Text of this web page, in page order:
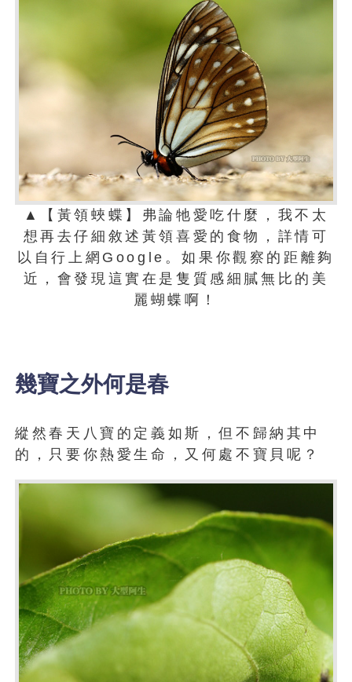
▲【黃領蛺蝶】弗論牠愛吃什麼，我不太
想再去仔細敘述黃領喜愛的食物，詳情可
以自行上網Google。如果你觀察的距離夠
近，會發現這實在是隻質感細膩無比的美
麗蝴蝶啊！
幾寶之外何是春
縱然春天八寶的定義如斯，但不歸納其中
的，只要你熱愛生命，又何處不寶貝呢？